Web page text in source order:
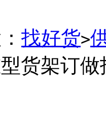
找好货>
货架订